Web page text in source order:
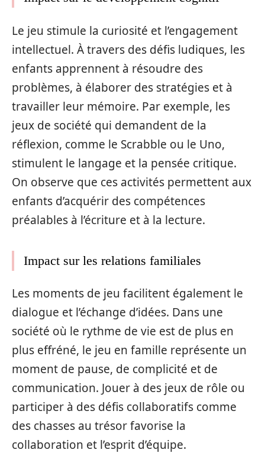
Le jeu stimule la curiosité et l’engagement
intellectuel. À travers des défis ludiques, les
enfants apprennent à résoudre des
problèmes, à élaborer des stratégies et à
travailler leur mémoire. Par exemple, les
jeux de société qui demandent de la
réflexion, comme le Scrabble ou le Uno,
stimulent le langage et la pensée critique.
On observe que ces activités permettent aux
enfants d’acquérir des compétences
préalables à l’écriture et à la lecture.
Impact sur les relations familiales
Les moments de jeu facilitent également le
dialogue et l’échange d’idées. Dans une
société où le rythme de vie est de plus en
plus effréné, le jeu en famille représente un
moment de pause, de complicité et de
communication. Jouer à des jeux de rôle ou
participer à des défis collaboratifs comme
des chasses au trésor favorise la
collaboration et l’esprit d’équipe.